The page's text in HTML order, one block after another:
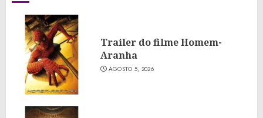
Trailer do filme Homem-
Aranha
AGOSTO 5, 2026